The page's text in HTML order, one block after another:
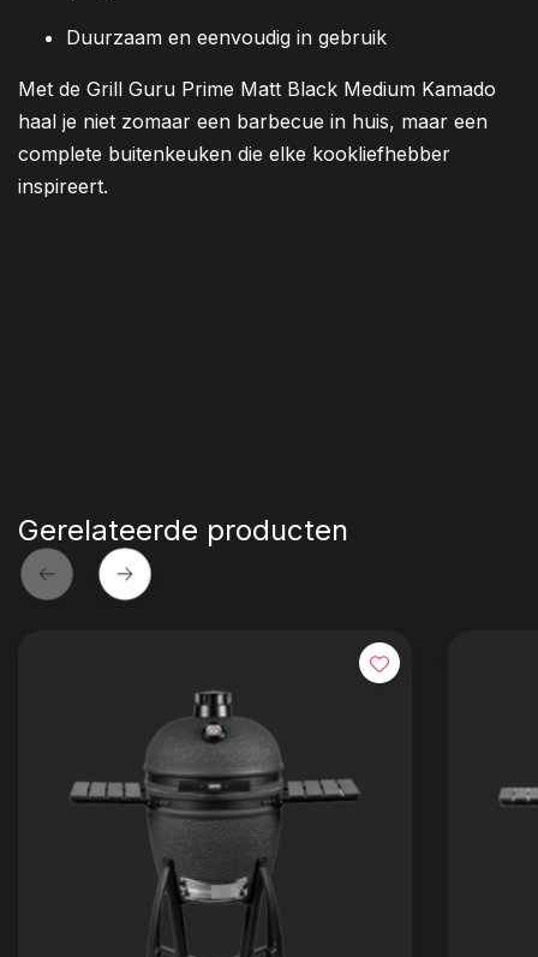
Duurzaam en eenvoudig in gebruik
Met de Grill Guru Prime Matt Black Medium Kamado
haal je niet zomaar een barbecue in huis, maar een
complete buitenkeuken die elke kookliefhebber
inspireert.
Gerelateerde producten